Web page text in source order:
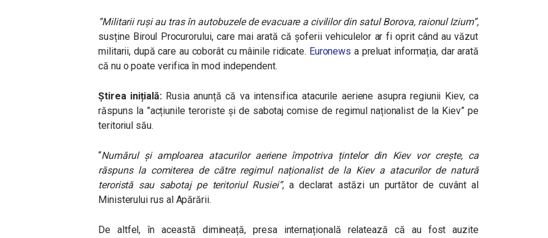
”Militarii ruși au tras în autobuzele de evacuare a civililor din satul Borova, raionul Izium”,
susține Biroul Procurorului, care mai arată că șoferii vehiculelor ar fi oprit când au văzut
militarii, după care au coborât cu mâinile ridicate. Euronews a preluat informația, dar arată
că nu o poate verifica în mod independent.
Știrea inițială: Rusia anunță că va intensifica atacurile aeriene asupra regiunii Kiev, ca
răspuns la ”acțiunile teroriste și de sabotaj comise de regimul naționalist de la Kiev” pe
teritoriul său.
“Numărul și amploarea atacurilor aeriene împotriva țintelor din Kiev vor crește, ca
răspuns la comiterea de către regimul naționalist de la Kiev a atacurilor de natură
teroristă sau sabotaj pe teritoriul Rusiei”, a declarat astăzi un purtător de cuvânt al
Ministerului rus al Apărării.
De altfel, în această dimineață, presa internațională relatează că au fost auzite